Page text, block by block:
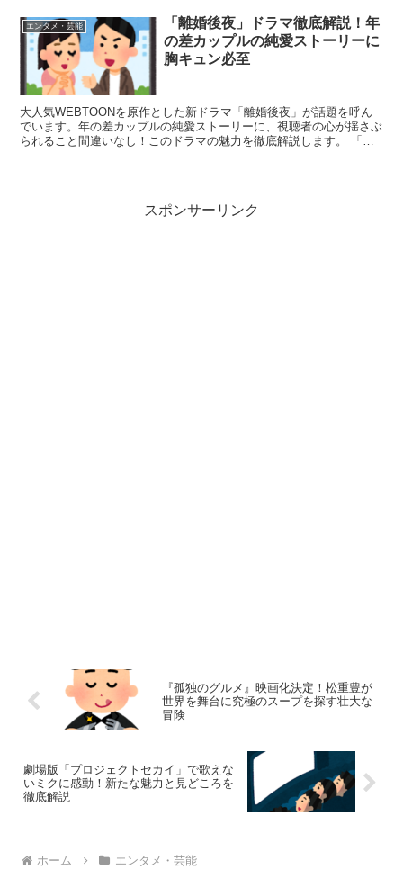
エンタメ・芸能
「離婚後夜」ドラマ徹底解説！年
の差カップルの純愛ストーリーに
胸キュン必至
大人気WEBTOONを原作とした新ドラマ「離婚後夜」が話題を呼ん
でいます。年の差カップルの純愛ストーリーに、視聴者の心が揺さぶ
られること間違いなし！このドラマの魅力を徹底解説します。 「離
スポンサーリンク
『孤独のグルメ』映画化決定！松重豊が
世界を舞台に究極のスープを探す壮大な
冒険
劇場版「プロジェクトセカイ」で歌えな
いミクに感動！新たな魅力と見どころを
徹底解説
ホーム エンタメ・芸能